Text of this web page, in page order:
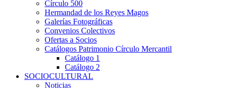
Círculo 500
Hermandad de los Reyes Magos
Galerías Fotográficas
Convenios Colectivos
Ofertas a Socios
Catálogos Patrimonio Círculo Mercantil
Catálogo 1
Catálogo 2
SOCIOCULTURAL
Noticias